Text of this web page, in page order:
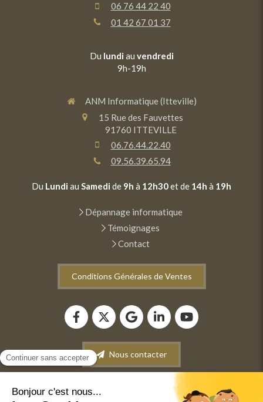
06 76 44 22 40
01 42 67 01 37
Du lundi au vendredi
9h-19h
ANM Informatique (Itteville)
15 Rue des Fauvettes
91760 ITTEVILLE
06.76.44.22.40
09.56.39.65.94
Du Lundi au Samedi de 9h à 12h30et de 14h à 19h
Dépannage informatique
Témoignages
Contact
Conditions Générales de Ventes
Nous contacter